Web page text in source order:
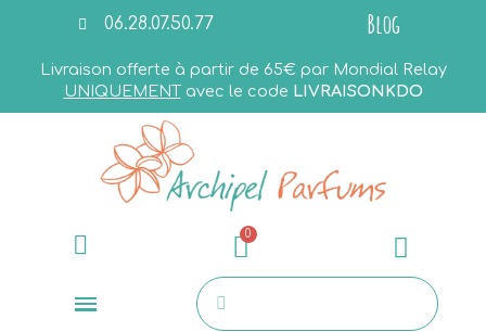
06.28.07.50.77 Blog
Livraison offerte à partir de 65€ par Mondial Relay
UNIQUEMENTavec le code LIVRAISONKDO